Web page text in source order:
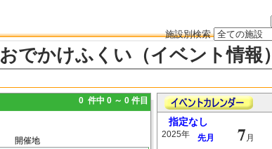
施設別検索
おでかけふくい（イベント情報）
0 件中 0 ～ 0 件目
開催地
指定なし
2025年 先月 7 月